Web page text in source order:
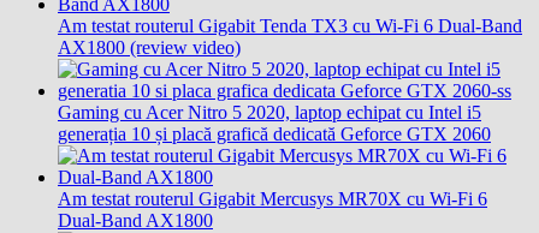
Am testat routerul Gigabit Tenda TX3 cu Wi-Fi 6 Dual-Band
AX1800 (review video)
Gaming cu Acer Nitro 5 2020, laptop echipat cu Intel i5
generația 10 și placă grafică dedicată Geforce GTX 2060
Am testat routerul Gigabit Mercusys MR70X cu Wi-Fi 6
Dual-Band AX1800